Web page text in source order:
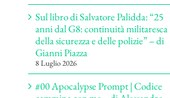
Sul libro di Salvatore Palidda: “25
anni dal G8: continuità militaresca
della sicurezza e delle polizie” – di
Gianni Piazza
8 Luglio 2026
#00 Apocalypse Prompt | Codice